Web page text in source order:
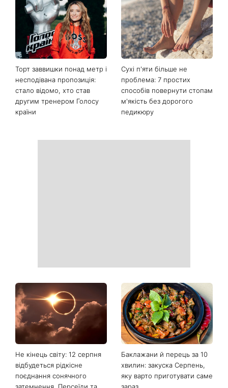
Останні новини
Торт заввишки понад метр і
несподівана пропозиція:
стало відомо, хто став
другим тренером Голосу
країни
Сухі п'яти більше не
проблема: 7 простих
способів повернути стопам
м'якість без дорогого
педикюру